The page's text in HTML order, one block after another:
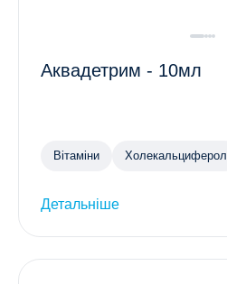
Аквадетрим - 10мл
Вітаміни Холекальциферол
Детальніше